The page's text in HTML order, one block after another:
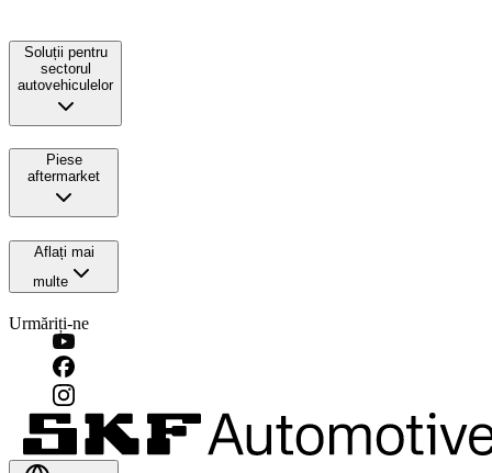
Soluții pentru
sectorul
autovehiculelor
Piese
aftermarket
Aflați mai
multe
Urmăriți-ne